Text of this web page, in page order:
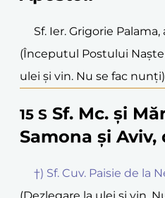
Sf. Ier. Grigorie
(Începutul Postului
ulei și vin. Nu se fac nunți)
15 S Sf. Mc. și
Samona și Aviv,
†) Sf. Cuv. Paisie de la
(Dezlegare la ulei și vin.